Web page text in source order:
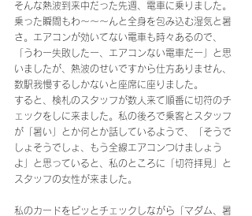
そんな熱波到来中だった先週、電車に乗りました。
乗った瞬間もわ〜〜〜んと全身を包み込む湿気と暑
さ。エアコンが効いてない電車も時々あるので、
「うわー失敗したー、エアコンない電車だー」と思
いましたが、熱波のせいですから仕方ありません、
数駅我慢するしかないと座席に座りました。
すると、検札のスタッフが数人来て順番に切符のチ
ェックをしに来ました。私の後ろで乗客とスタッフ
が「暑い」とか何とか話しているようで、「そうで
しょそうでしょ、もう全線エアコンつけましょう
よ」と思っていると、私のところに「切符拝見」と
スタッフの女性が来ました。
私のカードをピッとチェックしながら「マダム、暑